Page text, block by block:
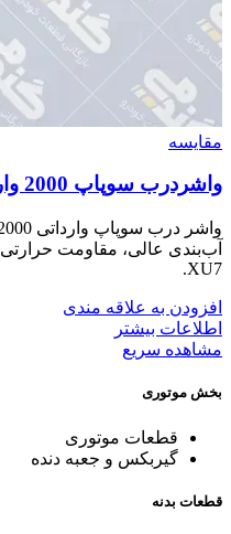
مقایسه
واشردرب سوپاپ 2000 وارداتي 405
آب‌بندی عالی، مقاومت حرارتی
XU7.
افزودن به علاقه مندی
اطلاعات بیشتر
مشاهده سریع
بخش موتوری
قطعات موتوری
گیربکس و جعبه دنده
قطعات بدنه